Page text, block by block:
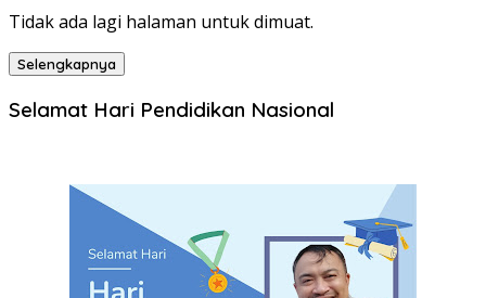
Tidak ada lagi halaman untuk dimuat.
Selengkapnya
Selamat Hari Pendidikan Nasional